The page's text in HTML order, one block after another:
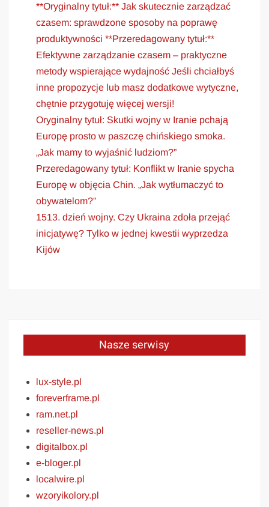
**Oryginalny tytuł:** Jak skutecznie zarządzać
czasem: sprawdzone sposoby na poprawę
produktywności **Przeredagowany tytuł:**
Efektywne zarządzanie czasem – praktyczne
metody wspierające wydajność Jeśli chciałbyś
inne propozycje lub masz dodatkowe wytyczne,
chętnie przygotuję więcej wersji!
Oryginalny tytuł: Skutki wojny w Iranie pchają
Europę prosto w paszczę chińskiego smoka.
„Jak mamy to wyjaśnić ludziom?”
Przeredagowany tytuł: Konflikt w Iranie spycha
Europę w objęcia Chin. „Jak wytłumaczyć to
obywatelom?”
1513. dzień wojny. Czy Ukraina zdoła przejąć
inicjatywę? Tylko w jednej kwestii wyprzedza
Kijów
Nasze serwisy
lux-style.pl
foreverframe.pl
ram.net.pl
reseller-news.pl
digitalbox.pl
e-bloger.pl
localwire.pl
wzoryikolory.pl